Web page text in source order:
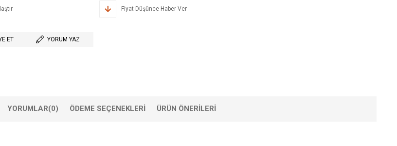
Fiyat Düşünce Haber Ver
ET YORUM YAZ
YORUMLAR(0) ÖDEME SEÇENEKLERI ÜRÜN ÖNERILERI